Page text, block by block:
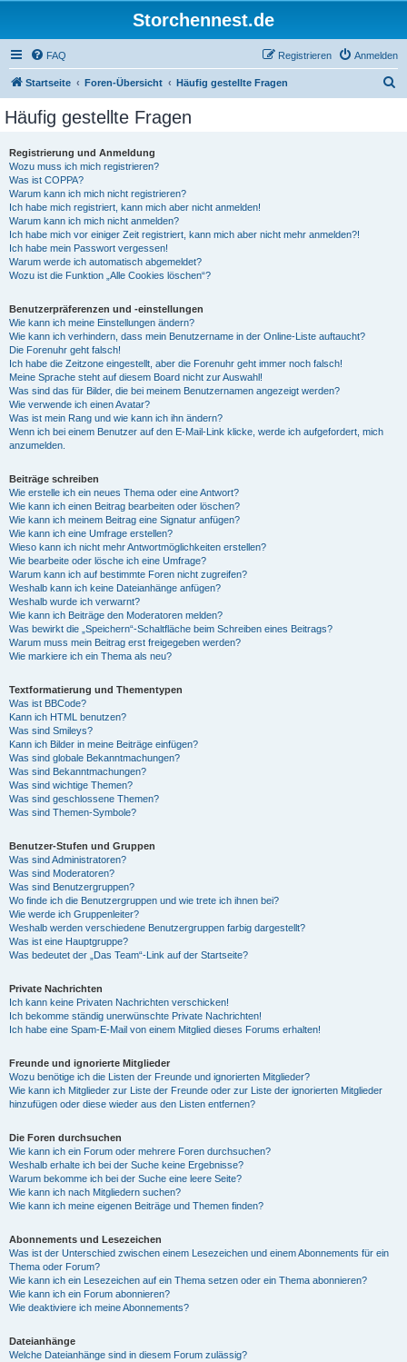
Storchennest.de
FAQ Anmelden
Registrieren
Startseite Foren-Übersicht Häufig gestellte Fragen
Häufig gestellte Fragen
Registrierung und Anmeldung
Wozu muss ich mich registrieren?
Was ist COPPA?
Warum kann ich mich nicht registrieren?
Ich habe mich registriert, kann mich aber nicht anmelden!
Warum kann ich mich nicht anmelden?
Ich habe mich vor einiger Zeit registriert, kann mich aber nicht mehr anmelden?!
Ich habe mein Passwort vergessen!
Warum werde ich automatisch abgemeldet?
Wozu ist die Funktion „Alle Cookies löschen“?
Benutzerpräferenzen und -einstellungen
Wie kann ich meine Einstellungen ändern?
Wie kann ich verhindern, dass mein Benutzername in der Online-Liste auftaucht?
Die Forenuhr geht falsch!
Ich habe die Zeitzone eingestellt, aber die Forenuhr geht immer noch falsch!
Meine Sprache steht auf diesem Board nicht zur Auswahl!
Was sind das für Bilder, die bei meinem Benutzernamen angezeigt werden?
Wie verwende ich einen Avatar?
Was ist mein Rang und wie kann ich ihn ändern?
Wenn ich bei einem Benutzer auf den E-Mail-Link klicke, werde ich aufgefordert, mich
anzumelden.
Beiträge schreiben
Wie erstelle ich ein neues Thema oder eine Antwort?
Wie kann ich einen Beitrag bearbeiten oder löschen?
Wie kann ich meinem Beitrag eine Signatur anfügen?
Wie kann ich eine Umfrage erstellen?
Wieso kann ich nicht mehr Antwortmöglichkeiten erstellen?
Wie bearbeite oder lösche ich eine Umfrage?
Warum kann ich auf bestimmte Foren nicht zugreifen?
Weshalb kann ich keine Dateianhänge anfügen?
Weshalb wurde ich verwarnt?
Wie kann ich Beiträge den Moderatoren melden?
Was bewirkt die „Speichern“-Schaltfläche beim Schreiben eines Beitrags?
Warum muss mein Beitrag erst freigegeben werden?
Wie markiere ich ein Thema als neu?
Textformatierung und Thementypen
Was ist BBCode?
Kann ich HTML benutzen?
Was sind Smileys?
Kann ich Bilder in meine Beiträge einfügen?
Was sind globale Bekanntmachungen?
Was sind Bekanntmachungen?
Was sind wichtige Themen?
Was sind geschlossene Themen?
Was sind Themen-Symbole?
Benutzer-Stufen und Gruppen
Was sind Administratoren?
Was sind Moderatoren?
Was sind Benutzergruppen?
Wo finde ich die Benutzergruppen und wie trete ich ihnen bei?
Wie werde ich Gruppenleiter?
Weshalb werden verschiedene Benutzergruppen farbig dargestellt?
Was ist eine Hauptgruppe?
Was bedeutet der „Das Team“-Link auf der Startseite?
Private Nachrichten
Ich kann keine Privaten Nachrichten verschicken!
Ich bekomme ständig unerwünschte Private Nachrichten!
Ich habe eine Spam-E-Mail von einem Mitglied dieses Forums erhalten!
Freunde und ignorierte Mitglieder
Wozu benötige ich die Listen der Freunde und ignorierten Mitglieder?
Wie kann ich Mitglieder zur Liste der Freunde oder zur Liste der ignorierten Mitglieder
hinzufügen oder diese wieder aus den Listen entfernen?
Die Foren durchsuchen
Wie kann ich ein Forum oder mehrere Foren durchsuchen?
Weshalb erhalte ich bei der Suche keine Ergebnisse?
Warum bekomme ich bei der Suche eine leere Seite?
Wie kann ich nach Mitgliedern suchen?
Wie kann ich meine eigenen Beiträge und Themen finden?
Abonnements und Lesezeichen
Was ist der Unterschied zwischen einem Lesezeichen und einem Abonnements für ein
Thema oder Forum?
Wie kann ich ein Lesezeichen auf ein Thema setzen oder ein Thema abonnieren?
Wie kann ich ein Forum abonnieren?
Wie deaktiviere ich meine Abonnements?
Dateianhänge
Welche Dateianhänge sind in diesem Forum zulässig?